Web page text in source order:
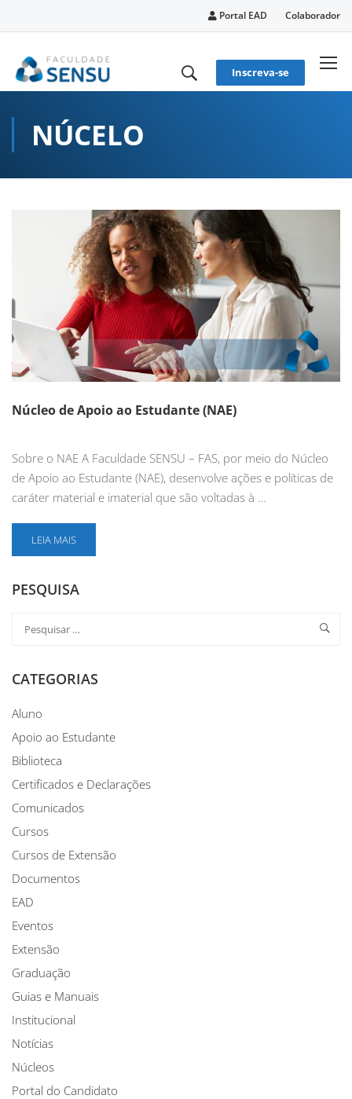
Portal EAD Colaborador
Inscreva-se
NÚCELO
Núcleo de Apoio ao Estudante (NAE)
Sobre o NAE A Faculdade SENSU – FAS, por meio do Núcleo
de Apoio ao Estudante (NAE), desenvolve ações e políticas de
caráter material e imaterial que são voltadas à …
LEIA MAIS
PESQUISA
CATEGORIAS
Aluno
Apoio ao Estudante
Biblioteca
Certificados e Declarações
Comunicados
Cursos
Cursos de Extensão
Documentos
EAD
Eventos
Extensão
Graduação
Guias e Manuais
Institucional
Notícias
Núcleos
Portal do Candidato